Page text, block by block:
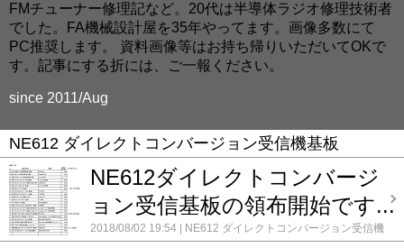
FMチューナー修理記など。20代は半導体ラジオ修理技術者
でした。FA機械設計屋を35年やってます。画像多数にて
PC推奨します。 資料画像等はお持ち帰りいただいてOKで
す。記事にする折には、ご一報ください。
since 2011/Aug
NE612 ダイレクトコンバージョン受信機基板
NE612ダイレクトコンバージ
ョン受信基板の領布開始です...
2018/08/02 19:54
NE612 ダイレクトコンバージョン受信機
基板
コメント(0)